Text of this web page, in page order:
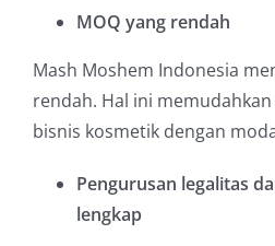
MOQ yang rendah
Mash Moshem Indonesia
rendah. Hal ini
bisnis kosmetik dengan
Pengurusan legalitas
lengkap